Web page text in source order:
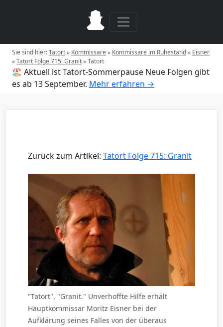
Sie sind hier:Tatort» Kommissare» Kommissare im Ruhestand» Eisner
»Tatort Folge 715: Granit»Tatort
🏖️ Aktuell ist Tatort-Sommerpause Neue Folgen gibt
es ab 13 September. Mehr erfahren →
Zurück zum Artikel: Tatort Folge 715: Granit
"Tatort", "Granit." Unverhoffte Hilfe erhält
Hauptkommissar Moritz Eisner bei der
Aufklärung seines Falles von der überaus